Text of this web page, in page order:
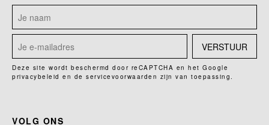
VERSTUUR
Deze site wordt beschermd door reCAPTCHA en het Google
privacybeleid en de servicevoorwaarden zijn van toepassing.
VOLG ONS